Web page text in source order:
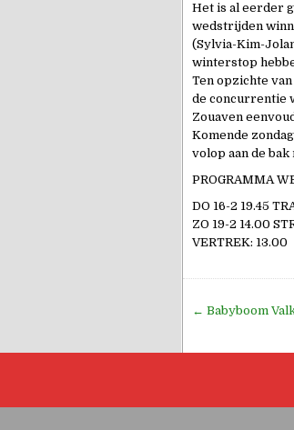
Het is al eerder
wedstrijden
(Sylvia-Kim-
winterstop
Ten opzichte
de concurrentie
Zouaven
Komende
volop aan de bak
PROGRAMMA
DO 16-2 19.45
ZO 19-2 14.00
VERTREK: 13.00
Bericht
← Babyboom